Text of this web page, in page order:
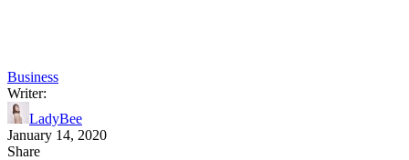
Business
Writer:
LadyBee
January 14, 2020
Share